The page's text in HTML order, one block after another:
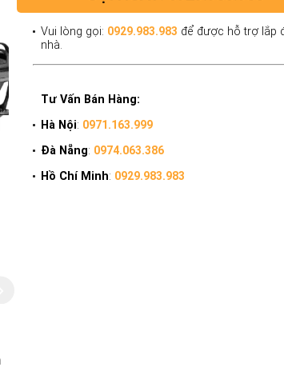
Vui lòng gọi: 0929.983.983 để được hỗ trợ lắp
nhà.
Tư Vấn Bán Hàng:
Hà Nội: 0971.163.999
Đà Nẵng: 0974.063.386
Hồ Chí Minh: 0929.983.983